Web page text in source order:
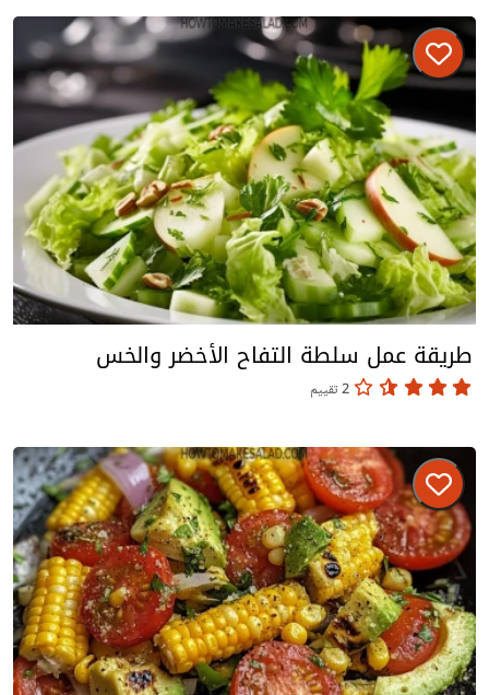
طريقة عمل سلطة التفاح الأخضر والخس
2 تقييم